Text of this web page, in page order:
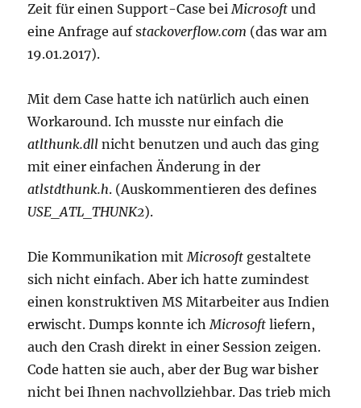
Zeit für einen Support-Case beiMicrosoftund
eine Anfrage auf stackoverflow.com (das war am
19.01.2017).
Mit dem Case hatte ich natürlich auch einen
Workaround. Ich musste nur einfach die
atlthunk.dll nicht benutzen und auch das ging
mit einer einfachen Änderung in der
atlstdthunk.h. (Auskommentieren des defines
USE_ATL_THUNK2).
Die Kommunikation mitMicrosoft gestaltete
sich nicht einfach. Aber ich hatte zumindest
einen konstruktiven MS Mitarbeiter aus Indien
erwischt. Dumps konnte ichMicrosoft liefern,
auch den Crash direkt in einer Session zeigen.
Code hatten sie auch, aber der Bug war bisher
nicht bei Ihnen nachvollziehbar. Das trieb mich